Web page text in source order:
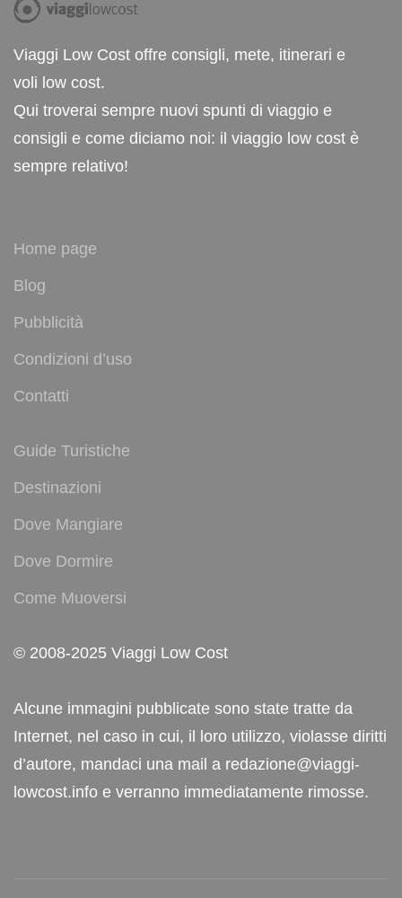
Viaggi Low Cost offre consigli, mete, itinerari e
voli low cost.
Qui troverai sempre nuovi spunti di viaggio e
consigli e come diciamo noi: il viaggio low cost è
sempre relativo!
Home page
Blog
Pubblicità
Condizioni d’uso
Contatti
Guide Turistiche
Destinazioni
Dove Mangiare
Dove Dormire
Come Muoversi
© 2008-2025 Viaggi Low Cost
Alcune immagini pubblicate sono state tratte da
Internet, nel caso in cui, il loro utilizzo, violasse diritti
d’autore, mandaci una mail a redazione@viaggi-
lowcost.info e verranno immediatamente rimosse.